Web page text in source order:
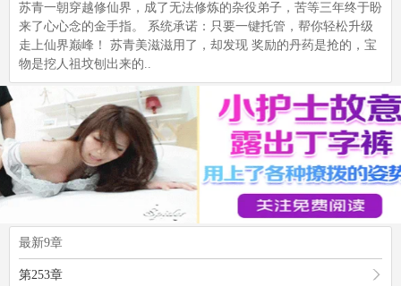
苏青一朝穿越修仙界，成了无法修炼的杂役弟子，苦等三年终于盼
来了心心念的金手指。 系统承诺：只要一键托管，帮你轻松升级
走上仙界巅峰！ 苏青美滋滋用了，却发现 奖励的丹药是抢的，宝
物是挖人祖坟刨出来的..
最新9章
第253章